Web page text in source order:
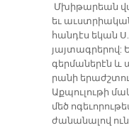
Մխի­թա­րեան
եւ
հան­դէս ե­կան
յայ­տագ­րե­րով:
գեր­մա­նե­րէն և
րա­նի
Աք­պու­լու­թի
մեծ
ժա­նա­նա­լով